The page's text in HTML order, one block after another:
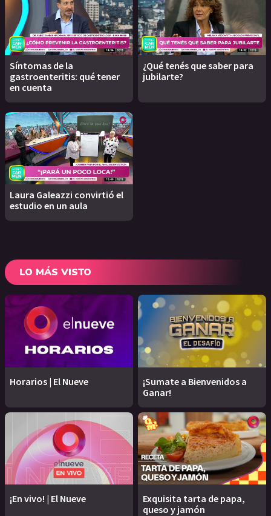
Síntomas de la
gastroenteritis: qué tener
en cuenta
¿Qué tenés que saber para
jubilarte?
Laura Galeazzi convirtió el
estudio en un aula
LO MÁS VISTO
Horarios | El Nueve
¡Sumate a Bienvenidos a
Ganar!
¡En vivo! | El Nueve
Exquisita tarta de papa,
queso y jamón